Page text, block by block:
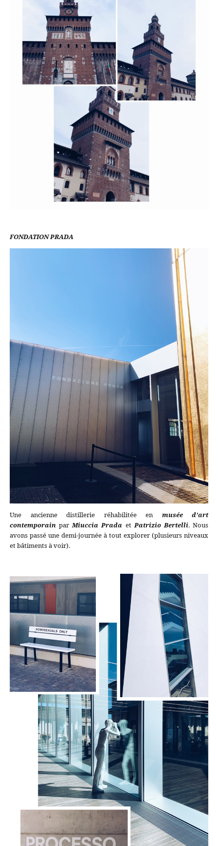
FONDATION PRADA
Une ancienne distillerie réhabilitée en musée d’art
contemporain parMiuccia Prada etPatrizio Bertelli. Nous
avons passé une demi-journée à tout explorer (plusieurs niveaux
et bâtiments à voir).